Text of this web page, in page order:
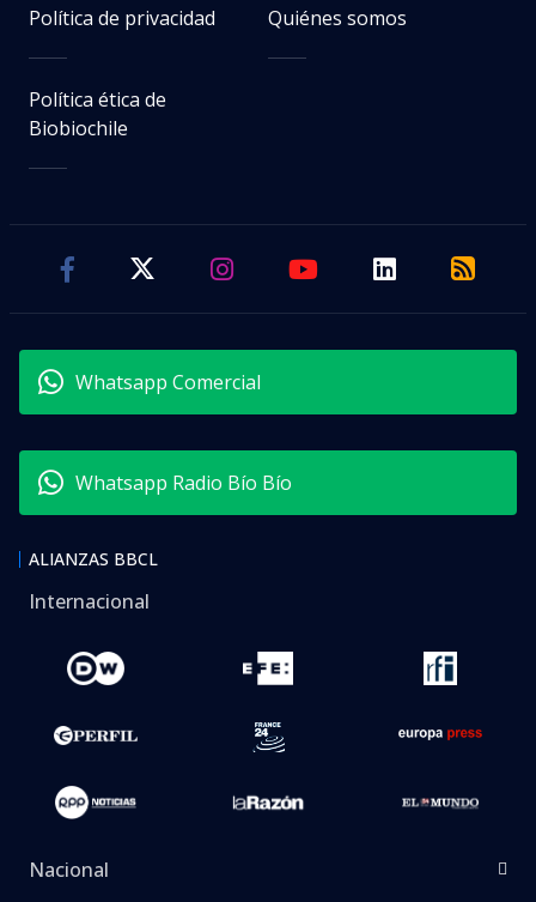
Política de privacidad Quiénes somos
Política ética de
Biobiochile
Whatsapp Comercial
Whatsapp Radio Bío Bío
ALIANZAS BBCL
Internacional
Nacional